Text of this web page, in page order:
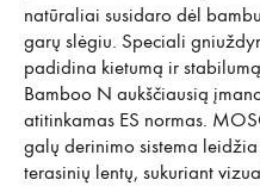
natūraliai susidaro dėl
garų slėgiu. Speciali
padidina kietumą ir
Bamboo N aukščiausią
atitinkamas ES normas.
galų derinimo sistema
terasinių lentų, sukuriant